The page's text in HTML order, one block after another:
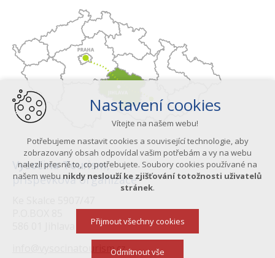
Vysočina Tourism,
příspěvková organizace
info@vysocinatourism.cz
Nastavení cookies
Vítejte na našem webu!
Potřebujeme nastavit cookies a související technologie, aby
zobrazovaný obsah odpovídal vašim potřebám a vy na webu
nalezli přesně to, co potřebujete. Soubory cookies používané na
našem webu nikdy neslouží ke zjišťování totožnosti uživatelů
stránek.
Přijmout všechny cookies
Odmítnout vše